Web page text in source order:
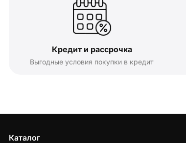
Кредит и рассрочка
Выгодные условия покупки в кредит
Каталог